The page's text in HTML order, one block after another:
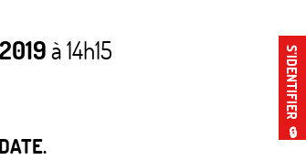
S’IDENTIFIER
🔒
à 14h15